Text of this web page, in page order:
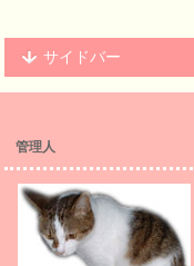
サイドバー
管理人